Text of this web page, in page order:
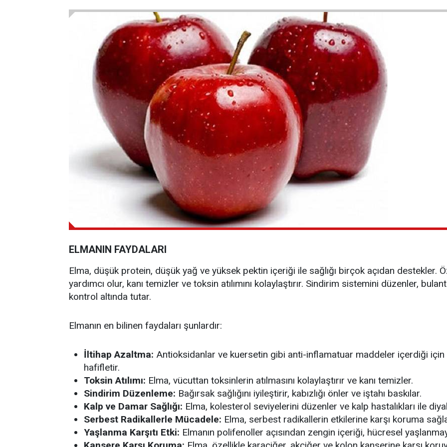
ELMANIN FAYDALARI
Elma, düşük protein, düşük yağ ve yüksek pektin içeriği ile sağlığı birçok açıdan destekler.
yardımcı olur, kanı temizler ve toksin atılımını kolaylaştırır. Sindirim sistemini düzenler,
kontrol altında tutar.
Elmanın en bilinen faydaları şunlardır:
İltihap Azaltma: Antioksidanlar ve kuersetin gibi anti-inflamatuar maddeler içerdiği için
hafifletir.
Toksin Atılımı: Elma, vücuttan toksinlerin atılmasını kolaylaştırır ve kanı temizler.
Sindirim Düzenleme: Bağırsak sağlığını iyileştirir, kabızlığı önler ve iştahı baskılar.
Kalp ve Damar Sağlığı: Elma, kolesterol seviyelerini düzenler ve kalp hastalıkları ile
Serbest Radikallerle Mücadele: Elma, serbest radikallerin etkilerine karşı koruma
Yaşlanma Karşıtı Etki: Elmanın polifenoller açısından zengin içeriği, hücresel